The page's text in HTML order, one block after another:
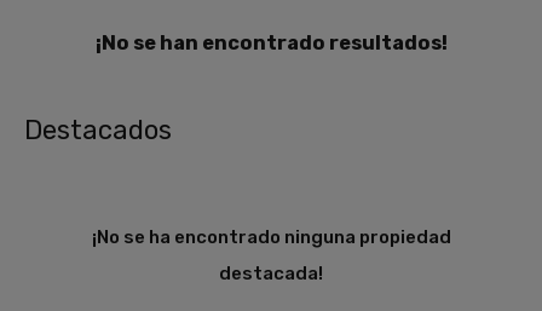
¡No se han encontrado resultados!
Destacados
¡No se ha encontrado ninguna propiedad
destacada!